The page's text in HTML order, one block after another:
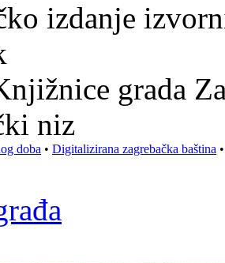
izdanje
grada
niz
doba • Digitalizirana zagrebačka baština